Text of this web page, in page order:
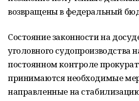
возвращены в федеральный
Состояние законности на
уголовного судопроизводства
постоянном контроле
принимаются необходимые
направленные на